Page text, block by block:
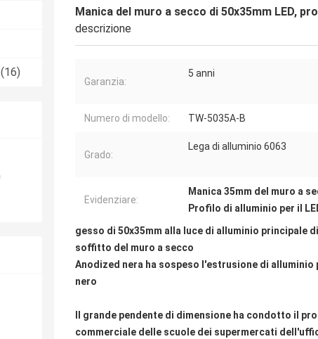
(16)
Manica del muro a secco di 50x35mm LED,
descrizione
Garanzia:
5 anni
Numero di modello: TW-5035A-B
Grado:
Lega di alluminio 6063
Evidenziare:
Manica 35mm del muro a
Profilo di alluminio per il
gesso di 50x35mm alla luce di alluminio principale
soffitto del muro a secco
Anodized nera ha sospeso l'estrusione di
nero
Il grande pendente di dimensione ha condotto il
commerciale delle scuole dei supermercati